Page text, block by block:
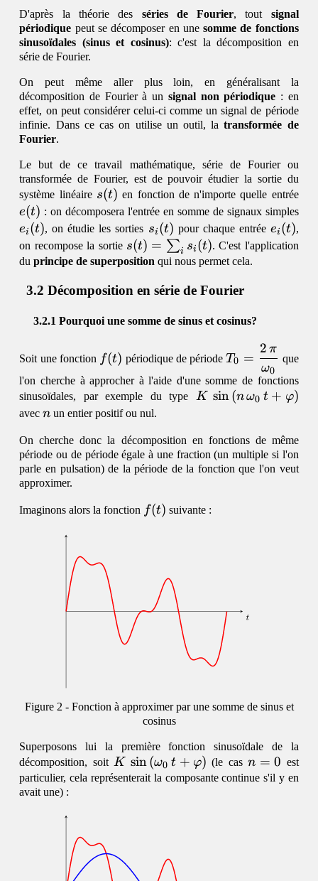
D'après la théorie des séries de Fourier, tout signal
périodique peut se décomposer en unesomme de fonctions
sinusoïdales (sinus et cosinus): c'est la décomposition en
série de Fourier.
On peut même aller plus loin, en généralisant la
décomposition de Fourier à un signal non périodique : en
effet, on peut considérer celui-ci comme un signal de période
infinie. Dans ce cas on utilise un outil, latransformée de
Fourier.
Le but de ce travail mathématique, série de Fourier ou
transformée de Fourier, est de pouvoir étudier la sortie du
système linéaire s(t)
s(t) en fonction de n'importe quelle entrée
e(t) : on décomposera l'entrée en somme de signaux simples
ei (t), on étudie les sorties s_i(t)
si (t) pour chaque entrée e_i(t)
ei (t),
on recompose la sortie s(t) =
\sum_i
s(t) = ∑i si (t). C'est l'application
duprincipe de superposition qui nous permet cela.
Décomposition en série de Fourier
Pourquoi une somme de sinus et cosinus?
Soit une fonction f(t)
f(t) périodique de périodeT_0 =
\dfrac{2\,\pi}
{\omega_0}
T0 =
ω0
2 π
que
l'on cherche à approcher à l'aide d'une somme de fonctions
sinusoïdales, par exemple du type K\,\sin\,
K sin(nω0 t + φ)
avecn
n un entier positif ou nul.
On cherche donc la décomposition en fonctions de même
période ou de période égale à une fraction (un multiple si l'on
parle en pulsation) de la période de la fonction que l'on veut
approximer.
Imaginons alors la fonction f(t)
f(t) suivante :
Fonction à approximer par une somme de sinus et
cosinus
Superposons lui la première fonction sinusoïdale de la
décomposition, soit K\,\sin\,
(\omega_0\,t
K sin(ω0 t + φ) (le casn=0
n = 0 est
particulier, cela représenterait la composante continue s'il y en
avait une) :